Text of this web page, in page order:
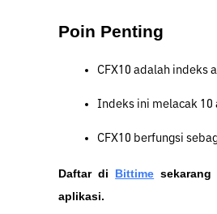
Poin Penting
CFX10 adalah indeks
Indeks ini melacak
CFX10 berfungsi
Daftar di Bittime
aplikasi.